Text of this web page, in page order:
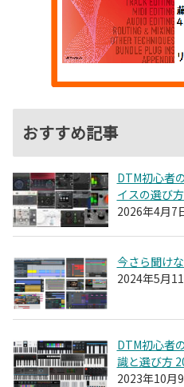
おすすめ記事
DTM初心者
イスの選び
2026年4月7
今さら聞け
2024年5月
DTM初心者
識と選び方
2023年10月